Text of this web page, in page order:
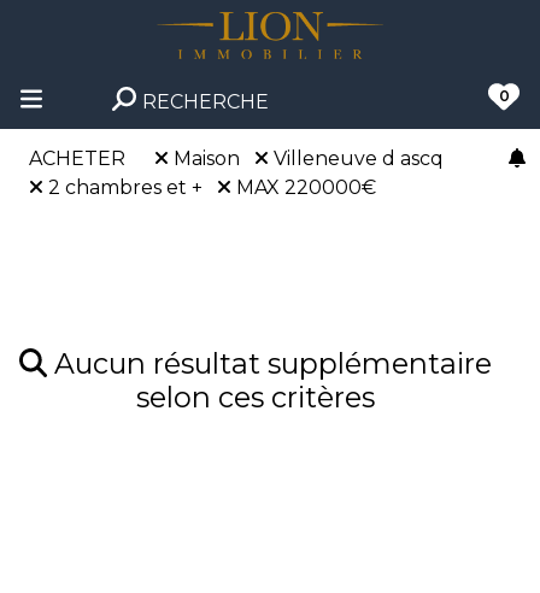
RECHERCHE 0
ACHETER Maison
Villeneuve d ascq
2 chambres et +
MAX 220000€
Aucun résultat supplémentaire
selon ces critères